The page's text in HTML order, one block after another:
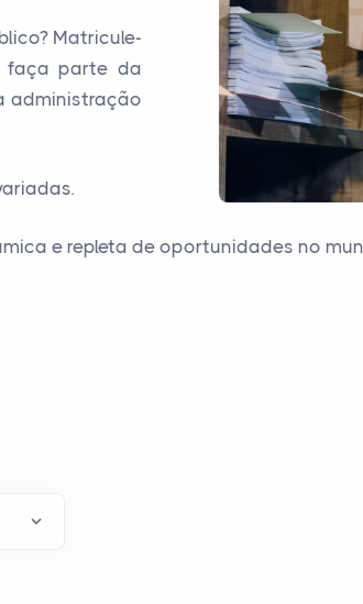
Matricule-
faça parte da
administração
e repleta de oportunidades no